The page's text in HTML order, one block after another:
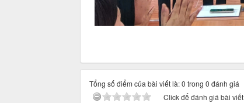
Tổng số điểm của bài viết là: 0 trong 0 đánh giá
Click để đánh giá bài viết